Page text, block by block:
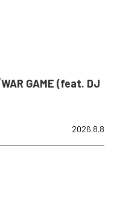
GAME (feat. DJ
2026.8.8